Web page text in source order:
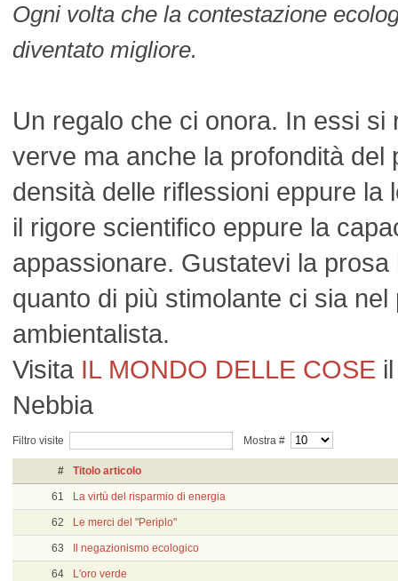
Ogni volta che la contestazione
diventato migliore.
Un regalo che ci onora. In essi si
verve ma anche la profondità del
densità delle riflessioni eppure la
il rigore scientifico eppure la
appassionare. Gustatevi la
quanto di più stimolante ci sia nel
ambientalista.
Visita IL MONDO DELLE COSE
Nebbia
Filtro visite Mostra #
# Titolo articolo
61 La virtù del risparmio di energia
62 Le merci del "Periplo"
63 Il negazionismo ecologico
64 L'oro verde